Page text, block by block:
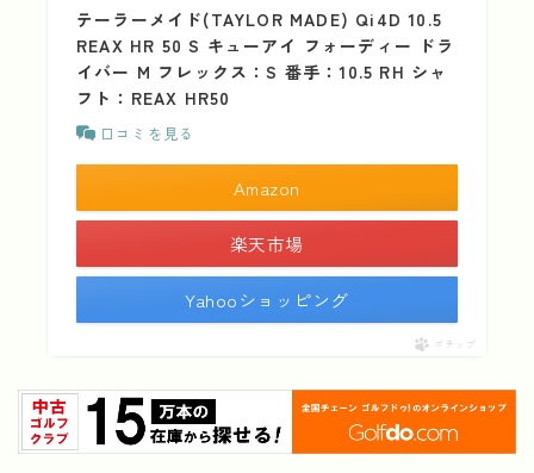
テーラーメイド(TAYLOR MADE) Qi4D 10.5
REAX HR 50 S キューアイ フォーディー ドラ
イバー M フレックス：S 番手：10.5 RH シャ
フト：REAX HR50
口コミを見る
Amazon
楽天市場
Yahooショッピング
ポチップ